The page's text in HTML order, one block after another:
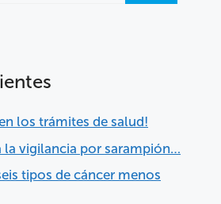
los trámites de salud!
la vigilancia por sarampión…
tipos de cáncer menos